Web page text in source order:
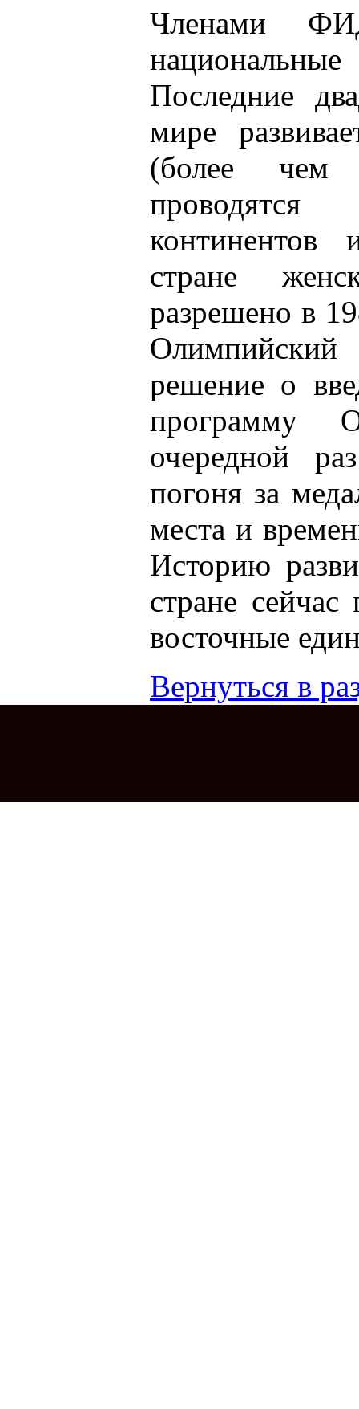
Членами
Последние
мире
(более
стране
разрешено в
решение о
программу
очередной
погоня за
места и
Историю
стране
восточные
Вернуться в